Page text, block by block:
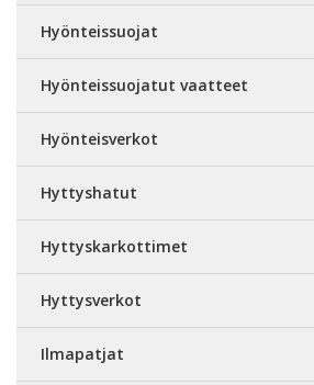
Hyönteissuojat
Hyönteissuojatut vaatteet
Hyönteisverkot
Hyttyshatut
Hyttyskarkottimet
Hyttysverkot
Ilmapatjat